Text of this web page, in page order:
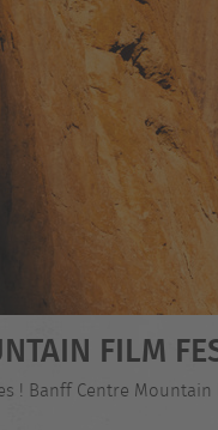
FILM
! Banff Centre